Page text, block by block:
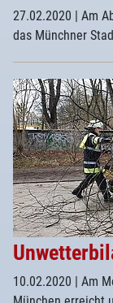
27.02.2020 | Am
das Münchner
10.02.2020 | Am